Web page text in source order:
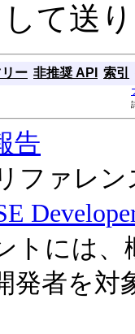
て送
ー 非推奨 API 索引
告
ファレ
トには、
発者を